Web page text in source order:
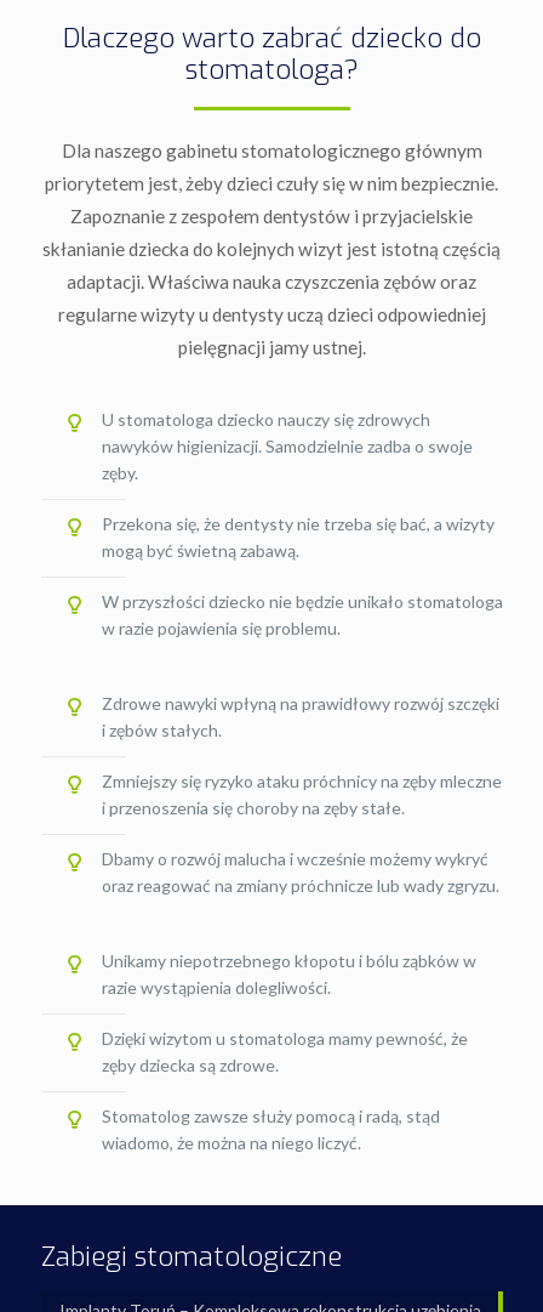
Dlaczego warto zabrać dziecko do
stomatologa?
Dla naszego gabinetu stomatologicznego głównym
priorytetem jest, żeby dzieci czuły się w nim bezpiecznie.
Zapoznanie z zespołem dentystów i przyjacielskie
skłanianie dziecka do kolejnych wizyt jest istotną częścią
adaptacji. Właściwa nauka czyszczenia zębów oraz
regularne wizyty u dentysty uczą dzieci odpowiedniej
pielęgnacji jamy ustnej.
U stomatologa dziecko nauczy się zdrowych
nawyków higienizacji. Samodzielnie zadba o swoje
zęby.
Przekona się, że dentysty nie trzeba się bać, a wizyty
mogą być świetną zabawą.
W przyszłości dziecko nie będzie unikało stomatologa
w razie pojawienia się problemu.
Zdrowe nawyki wpłyną na prawidłowy rozwój szczęki
i zębów stałych.
Zmniejszy się ryzyko ataku próchnicy na zęby mleczne
i przenoszenia się choroby na zęby stałe.
Dbamy o rozwój malucha i wcześnie możemy wykryć
oraz reagować na zmiany próchnicze lub wady zgryzu.
Unikamy niepotrzebnego kłopotu i bólu ząbków w
razie wystąpienia dolegliwości.
Dzięki wizytom u stomatologa mamy pewność, że
zęby dziecka są zdrowe.
Stomatolog zawsze służy pomocą i radą, stąd
wiadomo, że można na niego liczyć.
Zabiegi stomatologiczne